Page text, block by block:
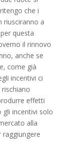
che i
riusciranno a
questa
il rinnovo
anche se
come già
incentivi ci
effetti
gli incentivi solo
alla
raggiungere